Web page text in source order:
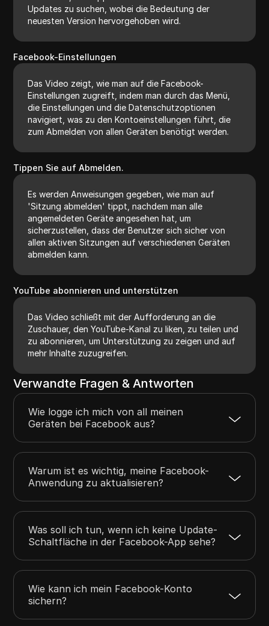
Updates zu suchen, wobei die Bedeutung der
neuesten Version hervorgehoben wird.
Facebook-Einstellungen
Das Video zeigt, wie man auf die Facebook-
Einstellungen zugreift, indem man durch das Menü,
die Einstellungen und die Datenschutzoptionen
navigiert, was zu den Kontoeinstellungen führt, die
zum Abmelden von allen Geräten benötigt werden.
Tippen Sie auf Abmelden.
Es werden Anweisungen gegeben, wie man auf
'Sitzung abmelden' tippt, nachdem man alle
angemeldeten Geräte angesehen hat, um
sicherzustellen, dass der Benutzer sich sicher von
allen aktiven Sitzungen auf verschiedenen Geräten
abmelden kann.
YouTube abonnieren und unterstützen
Das Video schließt mit der Aufforderung an die
Zuschauer, den YouTube-Kanal zu liken, zu teilen und
zu abonnieren, um Unterstützung zu zeigen und auf
mehr Inhalte zuzugreifen.
Verwandte Fragen & Antworten
Wie logge ich mich von all meinen
Geräten bei Facebook aus?
Warum ist es wichtig, meine Facebook-
Anwendung zu aktualisieren?
Was soll ich tun, wenn ich keine Update-
Schaltfläche in der Facebook-App sehe?
Wie kann ich mein Facebook-Konto
sichern?